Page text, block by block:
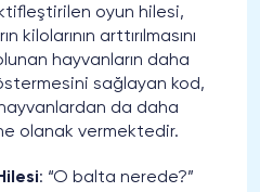
oyun hilesi,
arttırılmasını
hayvanların daha
sağlayan kod,
da daha
olanak vermektedir.
: “O balta nerede?”